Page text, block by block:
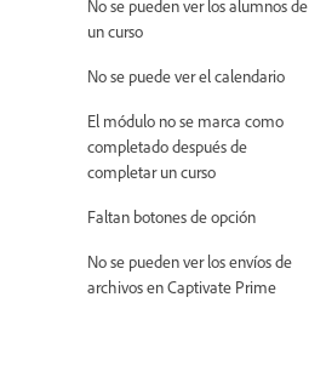
No se pueden ver los alumnos de
un curso
No se puede ver el calendario
El módulo no se marca como
completado después de
completar un curso
Faltan botones de opción
No se pueden ver los envíos de
archivos en Captivate Prime